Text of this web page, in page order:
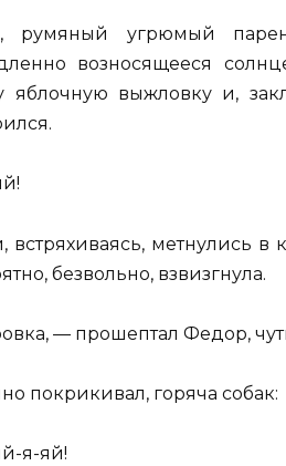
румяный угрюмый
возносящееся
яблочную выжловку и,
встряхиваясь, метнулись
безвольно, взвизгнула.
— прошептал Федор,
покрикивал, горяча собак:
я-яй!